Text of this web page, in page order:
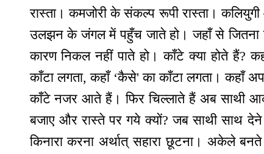
रास्ता। कमजोरी के संकल्प रूपी रास्ता। कलियुगी
उलझन के जंगल में पहुँच जाते हो। जहाँ से जितना
कारण निकल नहीं पाते हो। काँटे क्या होते हैं?
काँटा लगता, कहाँ ‘कैसे' का काँटा लगता। कहाँ
काँटे नजर आते हैं। फिर चिल्लाते हैं अब साथी
बजाए और रास्ते पर गये क्यों? जब साथी साथ
किनारा करना अर्थात् सहारा छूटना। अकेले